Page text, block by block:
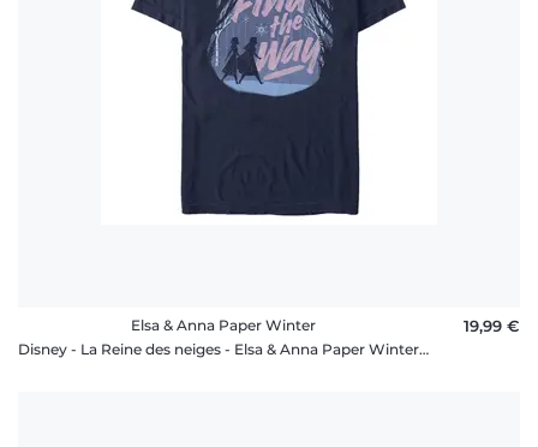
Elsa & Anna Paper Winter
Disney - La Reine des neiges - Elsa & Anna Paper Winter - Homme T-shirt
19,99 €